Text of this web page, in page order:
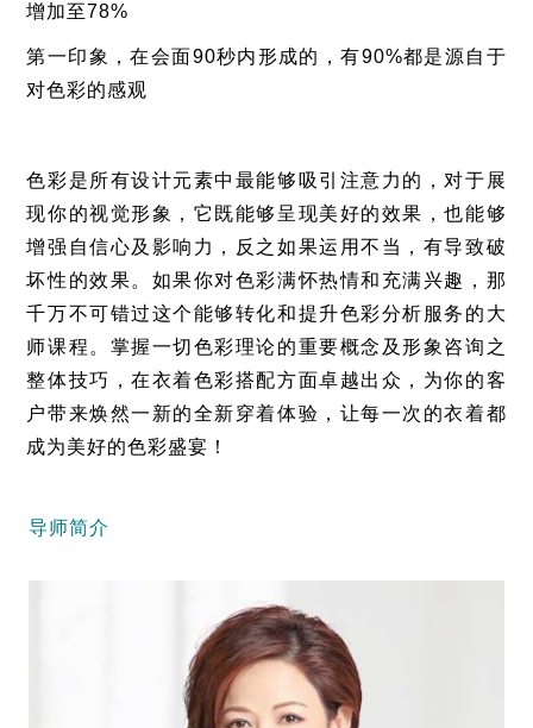
增加至78%
第一印象，在会面90秒内形成的，有90%都是源自于
对色彩的感观
色彩是所有设计元素中最能够吸引注意力的，对于展
现你的视觉形象，它既能够呈现美好的效果，也能够
增强自信心及影响力，反之如果运用不当，有导致破
坏性的效果。如果你对色彩满怀热情和充满兴趣，那
千万不可错过这个能够转化和提升色彩分析服务的大
师课程。掌握一切色彩理论的重要概念及形象咨询之
整体技巧，在衣着色彩搭配方面卓越出众，为你的客
户带来焕然一新的全新穿着体验，让每一次的衣着都
成为美好的色彩盛宴！
导师简介